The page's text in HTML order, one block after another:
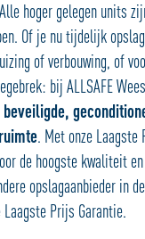
hoger gelegen units
Of je nu tijdelijk
of verbouwing, of
bij ALLSAFE
. Met onze
de hoogste kwaliteit
opslagaanbieder in
Prijs Garantie.